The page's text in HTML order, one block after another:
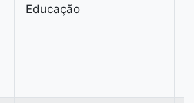
Educação